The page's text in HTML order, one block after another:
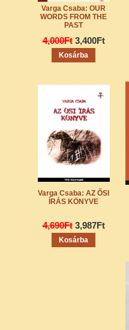
Varga Csaba: OUR
WORDS FROM THE
PAST
4,000Ft 3,400Ft
Varga Csaba: AZ ŐSI
ÍRÁS KÖNYVE
4,690Ft 3,987Ft